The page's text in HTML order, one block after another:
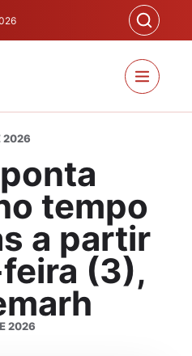
2026
tempo
a partir
(3),
2026